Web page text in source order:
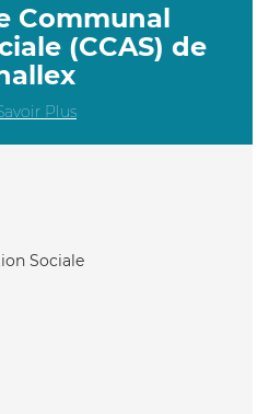
Communal
(CCAS) de
Plus
Sociale